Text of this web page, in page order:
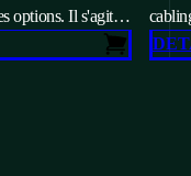
options. Il s'agit
allant jusqu'a